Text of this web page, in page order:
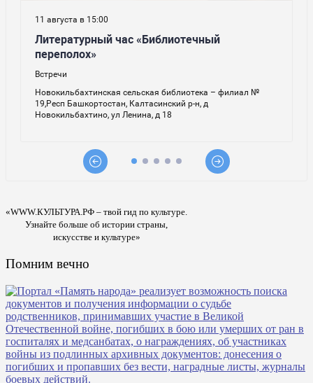
«WWW.КУЛЬТУРА.РФ – твой гид по культуре.
Узнайте больше об истории страны,
искусстве и культуре»
Помним вечно